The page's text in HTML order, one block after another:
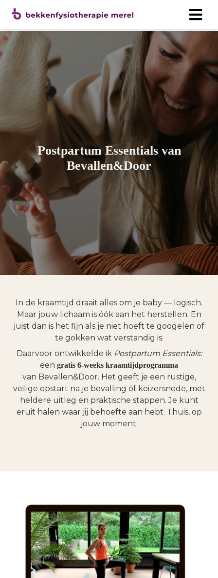
Postpartum Essentials van
Bevallen&Door
In de kraamtijd draait alles om je baby — logisch.
Maar jouw lichaam is óók aan het herstellen. En
juist dan is het fijn als je niet hoeft te googelen of
te gokken wat verstandig is.
Daarvoor ontwikkelde ik Postpartum Essentials:
een gratis 6-weeks kraamtijdprogramma
van Bevallen&Door. Het geeft je een rustige,
veilige opstart na je bevalling óf keizersnede, met
heldere uitleg en praktische stappen. Je kunt
eruit halen waar jij behoefte aan hebt. Thuis, op
jouw moment.